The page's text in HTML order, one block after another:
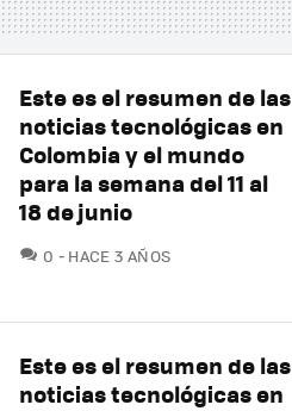
Este es el resumen de las
noticias tecnológicas en
Colombia y el mundo
para la semana del 11 al
18 de junio
0 COMENTARIOS
HACE 3 AÑOS
Este es el resumen de las
noticias tecnológicas en